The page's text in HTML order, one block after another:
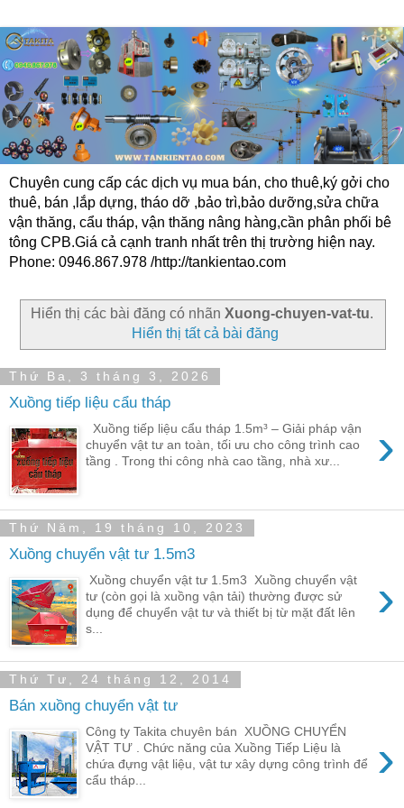
Chuyên cung cấp các dịch vụ mua bán, cho thuê,ký gởi cho
thuê, bán ,lắp dựng, tháo dỡ ,bảo trì,bảo dưỡng,sửa chữa
vận thăng, cẩu tháp, vận thăng nâng hàng,cần phân phối bê
tông CPB.Giá cả cạnh tranh nhất trên thị trường hiện nay.
Phone: 0946.867.978 /http://tankientao.com
Hiển thị các bài đăng có nhãn Xuong-chuyen-vat-tu.
Hiển thị tất cả bài đăng
Thứ Ba, 3 tháng 3, 2026
Xuồng tiếp liệu cẩu tháp
›
Xuồng tiếp liệu cẩu tháp 1.5m³ – Giải pháp vận
chuyển vật tư an toàn, tối ưu cho công trình cao
tầng . Trong thi công nhà cao tầng, nhà xư...
Thứ Năm, 19 tháng 10, 2023
Xuồng chuyển vật tư 1.5m3
›
Xuồng chuyển vật tư 1.5m3 Xuồng chuyển vật
tư (còn gọi là xuồng vận tải) thường được sử
dụng để chuyển vật tư và thiết bị từ mặt đất lên
s...
Thứ Tư, 24 tháng 12, 2014
Bán xuồng chuyển vật tư
›
Công ty Takita chuyên bán XUỒNG CHUYỂN
VẬT TƯ . Chức năng của Xuồng Tiếp Liệu là
chứa đựng vật liệu, vật tư xây dựng công trình để
cẩu tháp...